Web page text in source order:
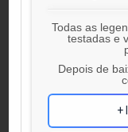
Todas as
testadas e
Depois de
+